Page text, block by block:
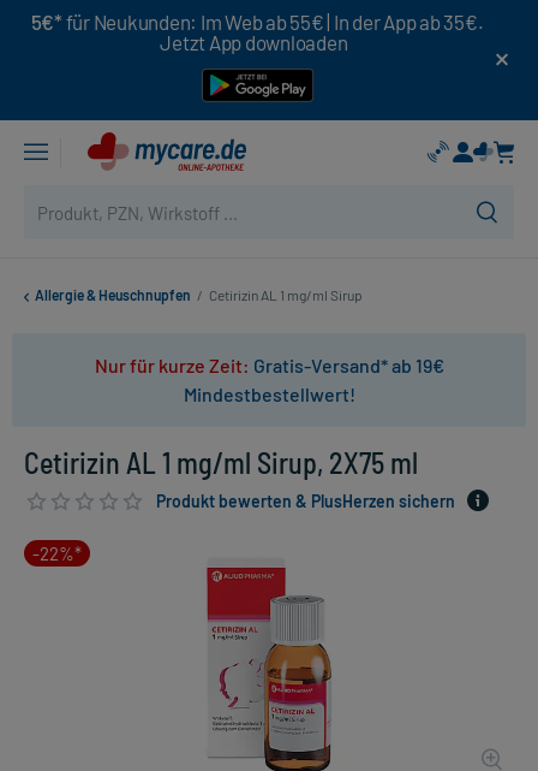
5€* für Neukunden: Im Web ab 55€ | In der App ab 35€.
Jetzt App downloaden
Allergie & Heuschnupfen / Cetirizin AL 1 mg/ml Sirup
Nur für kurze Zeit: Gratis-Versand* ab 19€
Mindestbestellwert!
Cetirizin AL 1 mg/ml Sirup, 2X75 ml
Produkt bewerten & PlusHerzen sichern
-22%*